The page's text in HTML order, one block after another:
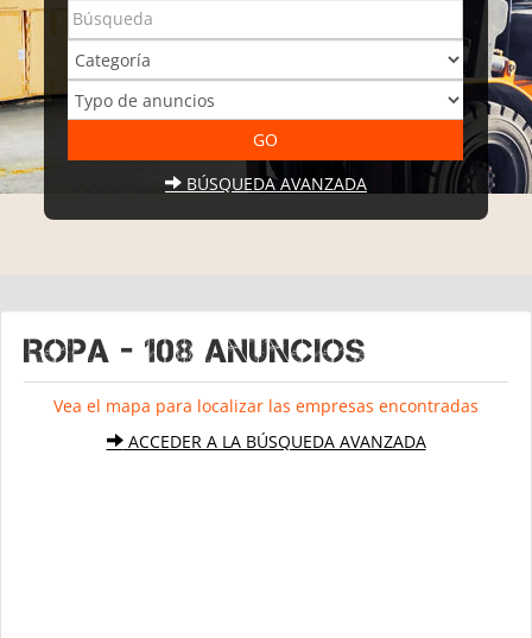
BÚSQUEDA AVANZADA
ROPA - 108 Anuncios
Vea el mapa para localizar las empresas encontradas
ACCEDER A LA BÚSQUEDA AVANZADA